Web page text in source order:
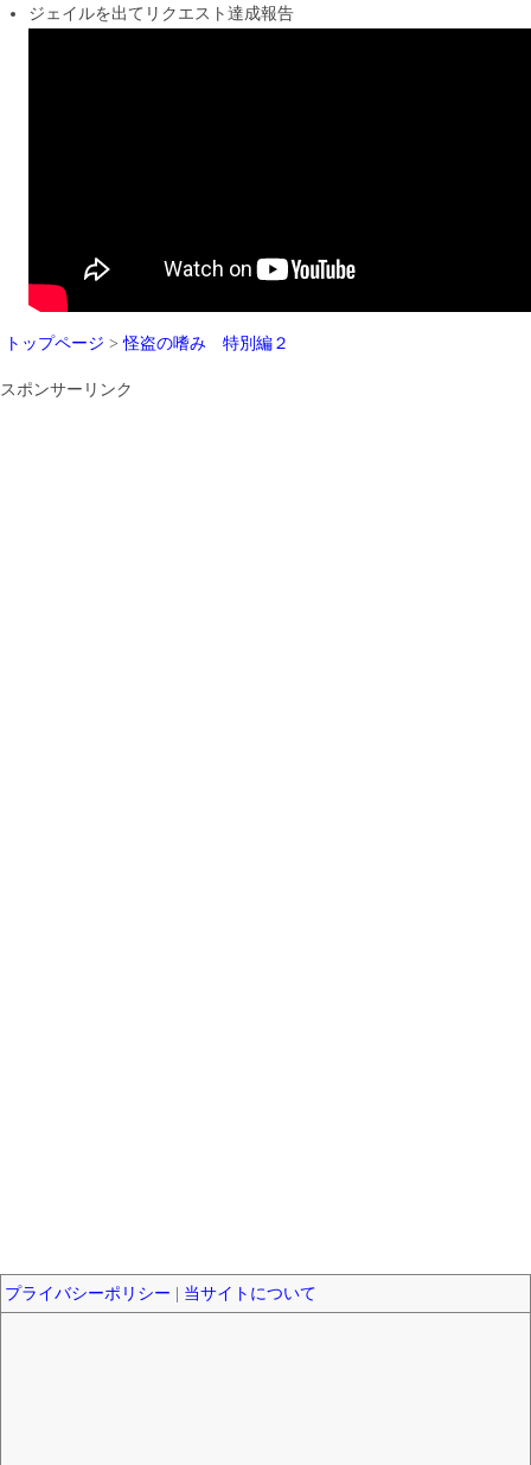
ジェイルを出てリクエスト達成報告
トップページ >怪盗の嗜み 特別編２
スポンサーリンク
プライバシーポリシー 当サイトについて